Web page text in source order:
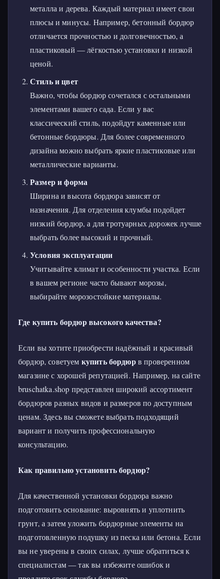
металла и дерева. Каждый материал имеет свои
плюсы и минусы. Например, бетонный бордюр
отличается прочностью и долговечностью, а
пластиковый — лёгкостью установки и низкой
ценой.
Стиль и цвет
Важно, чтобы бордюр сочетался с остальными
элементами вашего сада. Если у вас
классический стиль, подойдут каменные или
бетонные бордюры. Для более современного
дизайна можно выбрать яркие пластиковые или
металлические варианты.
Размер и форма
Ширина и высота бордюра зависят от
назначения. Для отделения клумбы подойдет
низкий бордюр, а для тротуарных дорожек лучше
выбрать более высокий и прочный.
Условия эксплуатации
Учитывайте климат и особенности участка. Если
в вашем регионе часто бывают морозы,
выбирайте морозостойкие материалы.
Где купить бордюр высокого качества?
Если вы хотите приобрести надёжный и красивый
бордюр, советуем купить бордюрв проверенном
магазине с хорошей репутацией. Например, на сайте
bruschatka.shop представлен широкий ассортимент
бордюров разных видов и размеров по доступным
ценам. Здесь вы сможете выбрать подходящий
вариант и получить профессиональную
консультацию.
Как правильно установить бордюр?
Для качественной установки бордюра важно
подготовить основание: выровнять и уплотнить
грунт, а затем уложить бордюрные элементы на
подготовленную подушку из песка или бетона. Если
вы не уверены в своих силах, лучше обратиться к
специалистам — так вы избежите ошибок и